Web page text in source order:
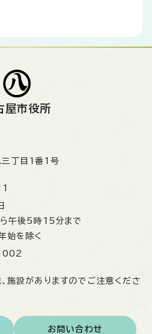
屋市役所
三丁目1番1号
午後5時15分まで
始を除く
施設がありますのでご注意くださ
お問い合わせ